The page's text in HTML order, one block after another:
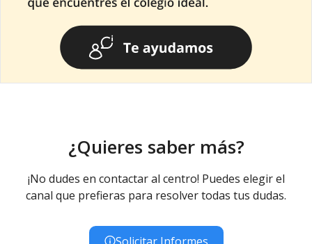
¿Quieres saber más?
¡No dudes en contactar al centro! Puedes elegir el
canal que prefieras para resolver todas tus dudas.